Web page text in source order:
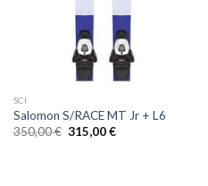
SCI
Salomon S/RACE MT Jr + L6
350,00€ Il
prezzo
315,00€Il